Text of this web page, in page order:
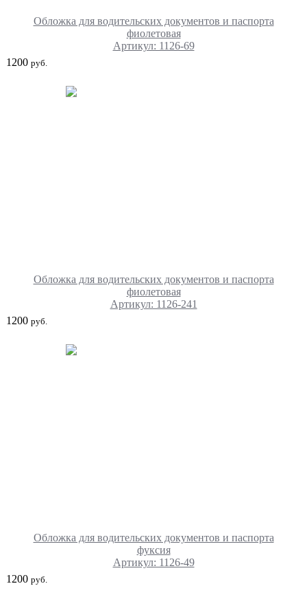
Обложка для водительских документов и паспорта
фиолетовая
Артикул: 1126-69
1200 руб.
Обложка для водительских документов и паспорта
фиолетовая
Артикул: 1126-241
1200 руб.
Обложка для водительских документов и паспорта
фуксия
Артикул: 1126-49
1200 руб.